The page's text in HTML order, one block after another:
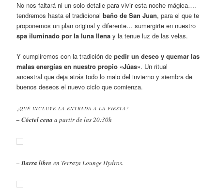
No nos faltará ni un solo detalle para vivir esta noche mágica….
tendremos hasta el tradicionalbaño de San Juan, para el que te
proponemos un plan original y diferente… sumergirte en nuestro
spa iluminado por la luna llena y la tenue luz de las velas.
Y cumpliremos con la tradición de pedir un deseo y quemar las
malas energías en nuestro propio «Júas». Un ritual
ancestral que deja atrás todo lo malo del invierno y siembra de
buenos deseos el nuevo ciclo que comienza.
¿QUÉ INCLUYE LA ENTRADA A LA FIESTA?
– Cóctel cena a partir de las 20:30h
– Barra libre en Terraza Lounge Hydros.